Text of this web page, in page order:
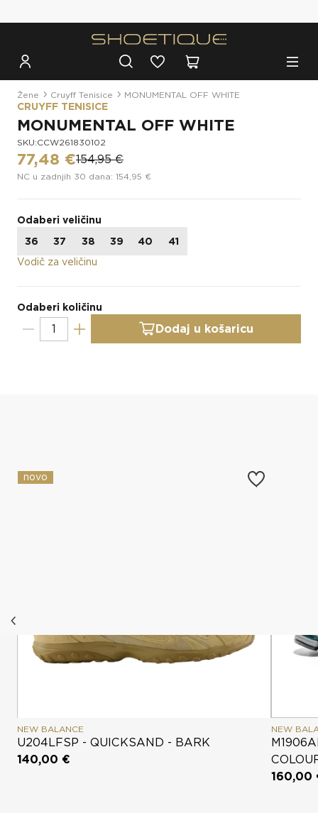
Žene Cruyff Tenisice MONUMENTAL OFF WHITE
CRUYFF TENISICE
MONUMENTAL OFF WHITE
SKU:CCW261830102
77,48 €154,95 €
NC u zadnjih 30 dana: 154,95 €
Odaberi veličinu
36
37 38 39 40
41
Vodič za veličinu
Odaberi količinu
Dodaj u košaricu
novo
NEW BALANCE
U204LFSP - QUICKSAND - BARK
140,00 €
NEW
160,00